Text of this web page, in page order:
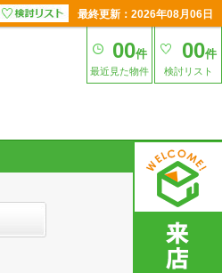
最終更新：2026年08月06日
00件
最近見た物件
00件
検討リスト